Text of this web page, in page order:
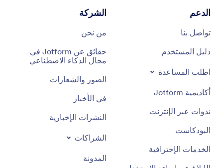
الدعم
تواصل بنا
دليل المستخدم
اطلب المساعدة
أكاديمية Jotform
ندوات عبر الإنترنت
البودكاست
الخدمات الإحترافية
الشركة
من نحن
حقائق عن Jotform في
مجال الذكاء الاصطناعي
الصور والشعارات
في الأخبار
النشرات الإخبارية
الشراكات
المدونة